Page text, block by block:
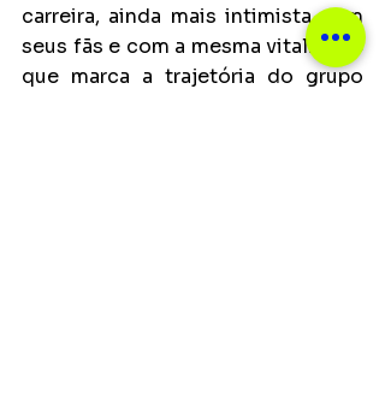
carreira, ainda mais intimista com
seus fãs e com a mesma vitalidade
que marca a trajetória do grupo